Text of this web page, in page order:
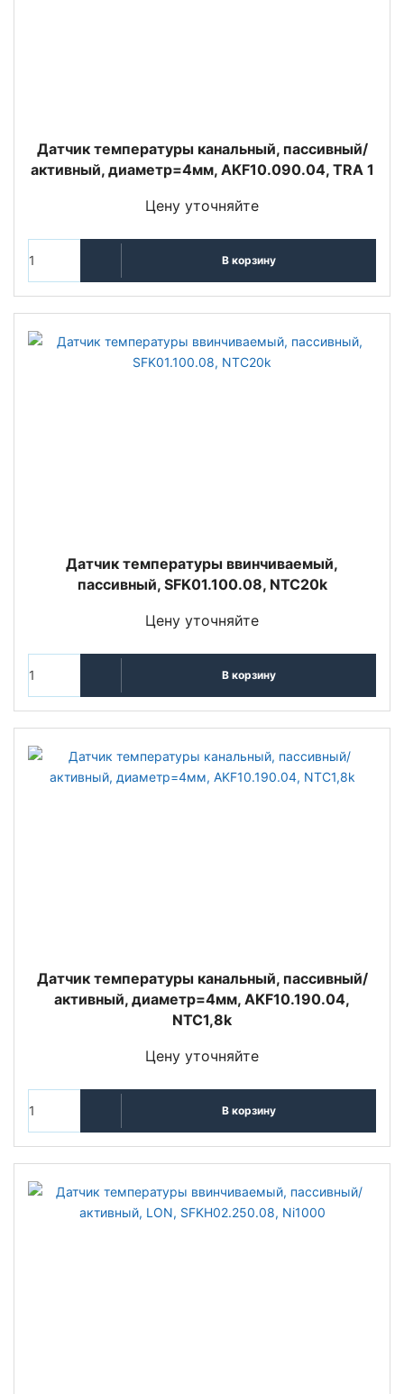
Датчик температуры канальный, пассивный/
активный, диаметр=4мм, AKF10.090.04, TRA 1
Цену уточняйте
В корзину
Датчик температуры ввинчиваемый,
пассивный, SFK01.100.08, NTC20k
Цену уточняйте
В корзину
Датчик температуры канальный, пассивный/
активный, диаметр=4мм, AKF10.190.04,
NTC1,8k
Цену уточняйте
В корзину